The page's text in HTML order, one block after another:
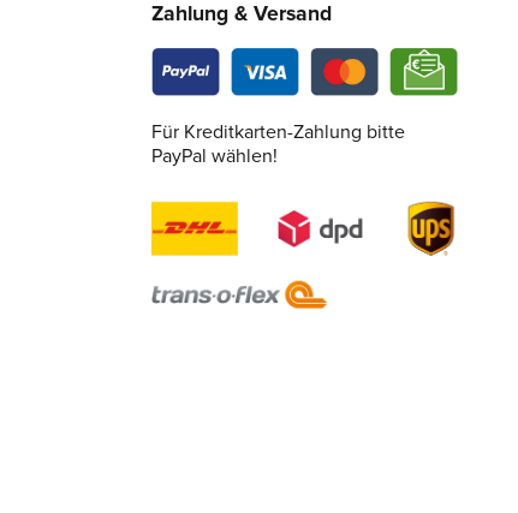
Zahlung & Versand
Für Kreditkarten-Zahlung bitte
PayPal wählen!